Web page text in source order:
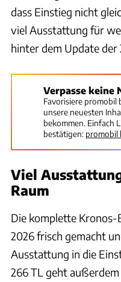
dass Einstieg nicht
viel Ausstattung für
hinter dem Update
Verpasse keine
Favorisiere promobil
unsere neuesten
bekommen. Einfach
bestätigen: promobil
Viel
Raum
Die komplette Kronos-
2026 frisch gemacht
Ausstattung in die
266 TL geht